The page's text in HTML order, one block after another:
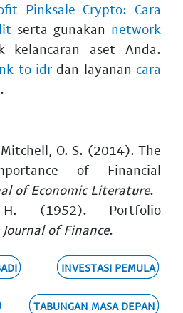
Pinksale Crypto: Cara
serta gunakan network
aset Anda.
to idrdan layanan cara
.
O. S. (2014). The
of Financial
of Economic Literature.
H. (1952). Portfolio
Journal of Finance.
INVESTASI PEMULA
TABUNGAN MASA DEPAN